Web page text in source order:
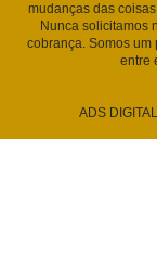
mudanças das
Nunca solicitamos
cobrança. Somos
entre
ADS